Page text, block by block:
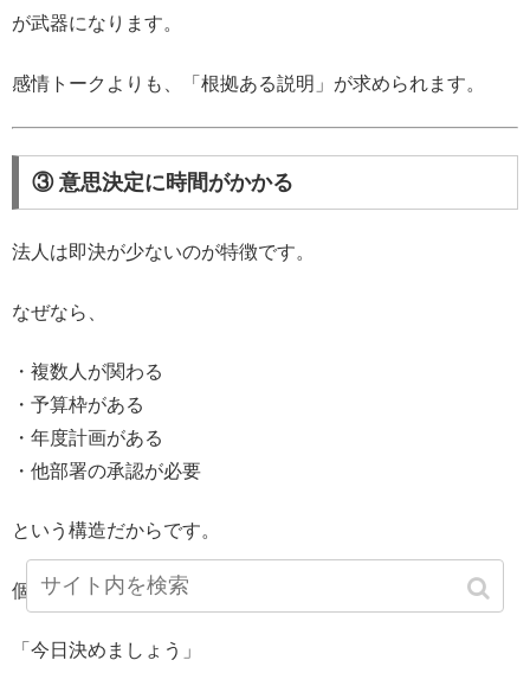
が武器になります。
感情トークよりも、「根拠ある説明」が求められます。
③ 意思決定に時間がかかる
法人は即決が少ないのが特徴です。
なぜなら、
・複数人が関わる
・予算枠がある
・年度計画がある
・他部署の承認が必要
という構造だからです。
個人営業の感覚で、
「今日決めましょう」